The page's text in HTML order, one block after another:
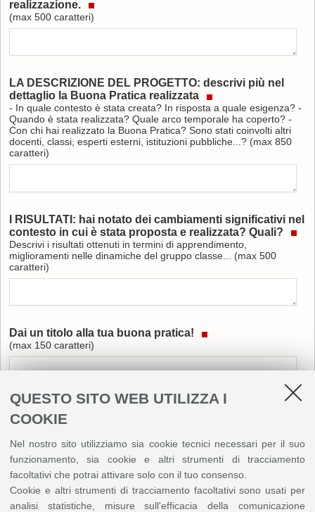
QUESTO SITO WEB UTILIZZA I
COOKIE
Nel nostro sito utilizziamo sia cookie tecnici necessari per il suo
funzionamento, sia cookie e altri strumenti di tracciamento
facoltativi che potrai attivare solo con il tuo consenso.
Cookie e altri strumenti di tracciamento facoltativi sono usati per
analisi statistiche, misure sull'efficacia della comunicazione
realizzazione.
(max 500 caratteri)
LA DESCRIZIONE DEL PROGETTO: descrivi più nel
dettaglio la Buona Pratica realizzata
- In quale contesto è stata creata? In risposta a quale esigenza? -
Quando è stata realizzata? Quale arco temporale ha coperto? -
Con chi hai realizzato la Buona Pratica? Sono stati coinvolti altri
docenti, classi, esperti esterni, istituzioni pubbliche...? (max 850
caratteri)
I RISULTATI: hai notato dei cambiamenti significativi nel
contesto in cui è stata proposta e realizzata? Quali?
Descrivi i risultati ottenuti in termini di apprendimento,
miglioramenti nelle dinamiche del gruppo classe... (max 500
caratteri)
Dai un titolo alla tua buona pratica!
(max 150 caratteri)
Allegati
minori.
Immagini
Sono ammessi file in formato jpg e png.